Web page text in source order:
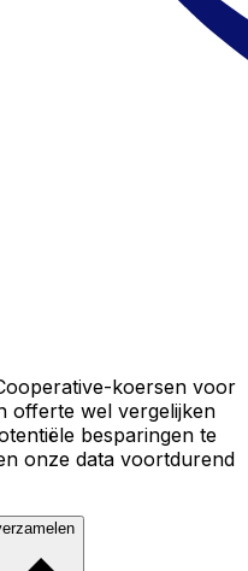
koersen voor
offerte wel vergelijken
besparingen te
onze data voortdurend